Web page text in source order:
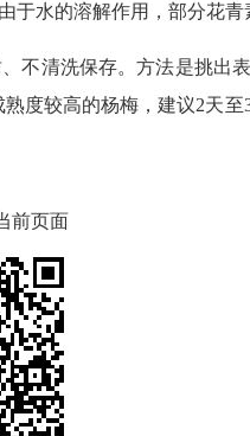
水的溶解作用，部分花青
不清洗保存。方法是挑出
度较高的杨梅，建议2天
前页面